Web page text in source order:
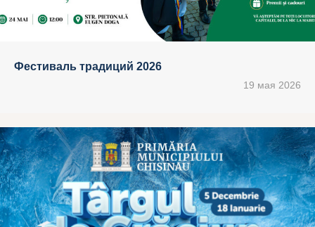
Фестиваль традиций 2026
19 мая 2026